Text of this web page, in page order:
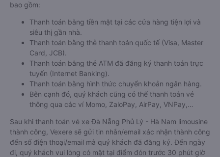
bao gồm:
Thanh toán bằng tiền mặt tại các cửa hàng tiện lợi và
siêu thị gần nhà.
Thanh toán bằng thẻ thanh toán quốc tế (Visa, Master
Card, JCB).
Thanh toán bằng thẻ ATM đã đăng ký thanh toán trực
tuyến (Internet Banking).
Thanh toán bằng hình thức chuyển khoản ngân hàng.
Bên cạnh đó, quý khách cũng có thể thanh toán vé
thông qua các ví Momo, ZaloPay, AirPay, VNPay,…
Sau khi thanh toán vé xe Đà Nẵng Phủ Lý - Hà Nam limousine
thành công, Vexere sẽ gửi tin nhắn/email xác nhận thành công
đến số điện thoại/email mà quý khách đã đăng ký. Đến ngày
đi, quý khách vui lòng có mặt tại điểm đón trước 30 phút giờ